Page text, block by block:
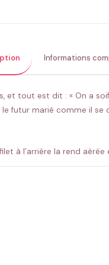
Informations
et tout est dit : « On a
futur marié comme il se
à l’arrière la rend